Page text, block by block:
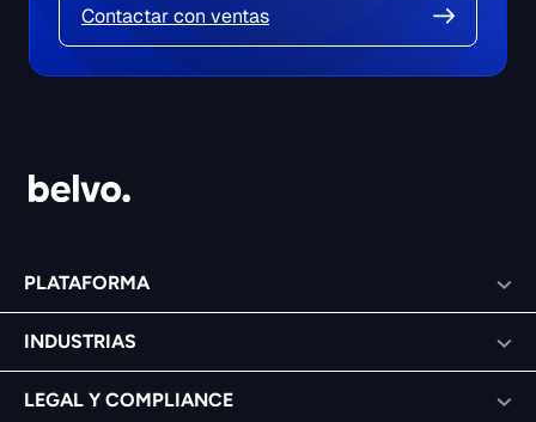
Contactar con ventas
PLATAFORMA
INDUSTRIAS
LEGAL Y COMPLIANCE